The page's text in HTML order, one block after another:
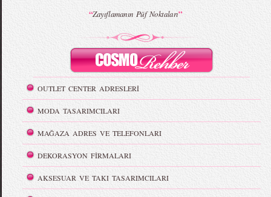
“Zayıflamanın Püf Noktaları”
OUTLET CENTER ADRESLERİ
MODA TASARIMCILARI
MAĞAZA ADRES VE TELEFONLARI
DEKORASYON FİRMALARI
AKSESUAR VE TAKI TASARIMCILARI